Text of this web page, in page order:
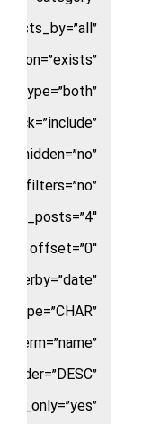
posts_by=”all”
filters=”no”
offset=”0″
orderby=”date”
order=”DESC”